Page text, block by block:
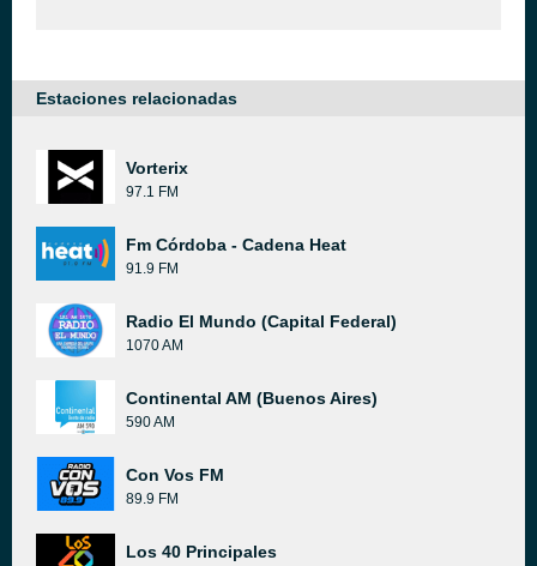
Estaciones relacionadas
Vorterix
97.1 FM
Fm Córdoba - Cadena Heat
91.9 FM
Radio El Mundo (Capital Federal)
1070 AM
Continental AM (Buenos Aires)
590 AM
Con Vos FM
89.9 FM
Los 40 Principales